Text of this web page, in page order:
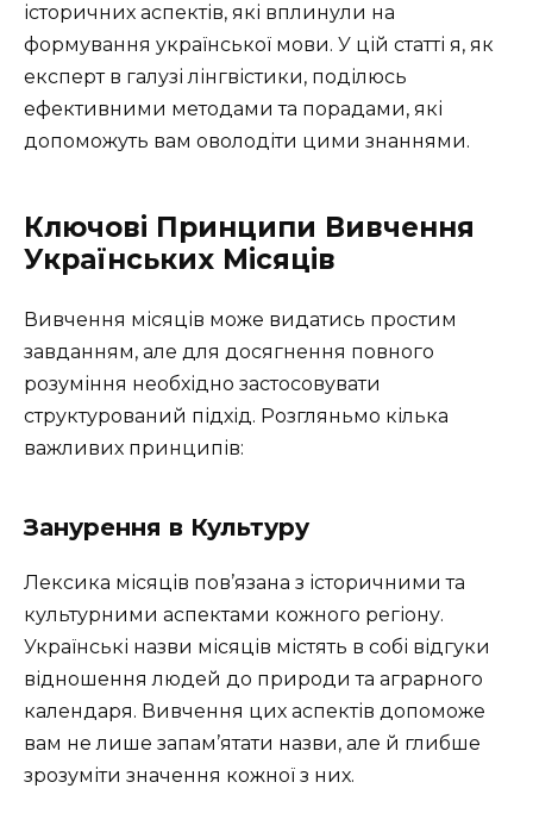
історичних аспектів, які вплинули на
формування української мови. У цій статті я, як
експерт в галузі лінгвістики, поділюсь
ефективними методами та порадами, які
допоможуть вам оволодіти цими знаннями.
Ключові Принципи Вивчення
Українських Місяців
Вивчення місяців може видатись простим
завданням, але для досягнення повного
розуміння необхідно застосовувати
структурований підхід. Розгляньмо кілька
важливих принципів:
Занурення в Культуру
Лексика місяців пов’язана з історичними та
культурними аспектами кожного регіону.
Українські назви місяців містять в собі відгуки
відношення людей до природи та аграрного
календаря. Вивчення цих аспектів допоможе
вам не лише запам’ятати назви, але й глибше
зрозуміти значення кожної з них.